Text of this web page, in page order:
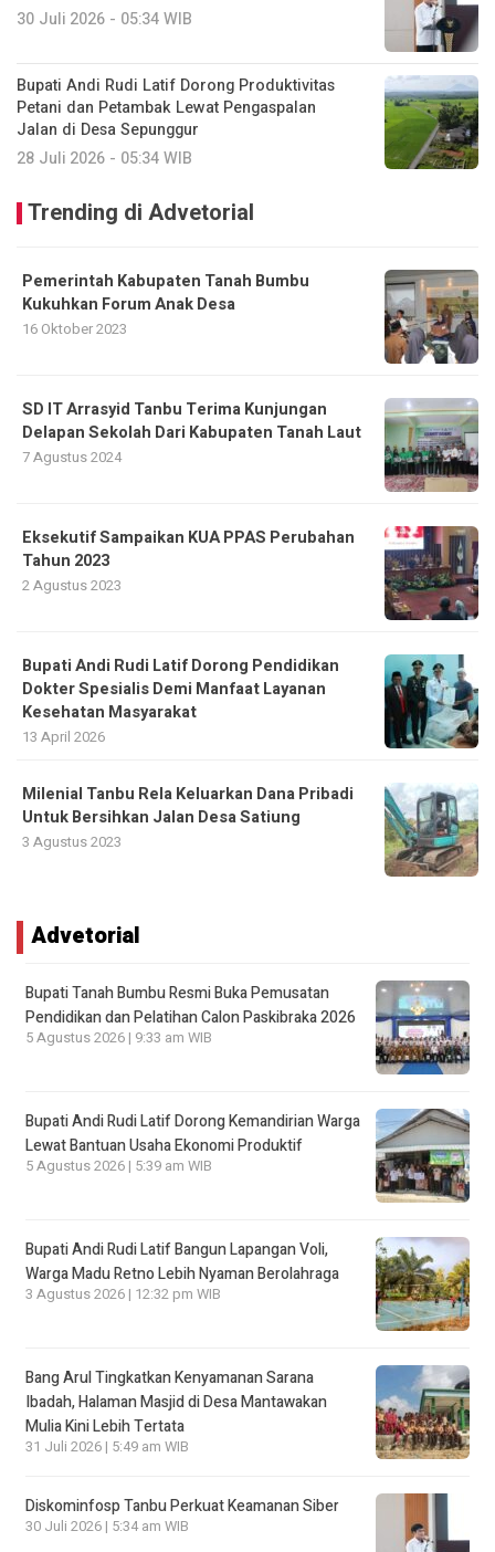
30 Juli 2026 - 05:34 WIB
Bupati Andi Rudi Latif Dorong Produktivitas
Petani dan Petambak Lewat Pengaspalan
Jalan di Desa Sepunggur
28 Juli 2026 - 05:34 WIB
Trending di Advetorial
Pemerintah Kabupaten Tanah Bumbu
Kukuhkan Forum Anak Desa
16 Oktober 2023
SD IT Arrasyid Tanbu Terima Kunjungan
Delapan Sekolah Dari Kabupaten Tanah Laut
7 Agustus 2024
Eksekutif Sampaikan KUA PPAS Perubahan
Tahun 2023
2 Agustus 2023
Bupati Andi Rudi Latif Dorong Pendidikan
Dokter Spesialis Demi Manfaat Layanan
Kesehatan Masyarakat
13 April 2026
Milenial Tanbu Rela Keluarkan Dana Pribadi
Untuk Bersihkan Jalan Desa Satiung
3 Agustus 2023
Advetorial
Bupati Tanah Bumbu Resmi Buka Pemusatan
Pendidikan dan Pelatihan Calon Paskibraka 2026
5 Agustus 2026 | 9:33 am WIB
Bupati Andi Rudi Latif Dorong Kemandirian Warga
Lewat Bantuan Usaha Ekonomi Produktif
5 Agustus 2026 | 5:39 am WIB
Bupati Andi Rudi Latif Bangun Lapangan Voli,
Warga Madu Retno Lebih Nyaman Berolahraga
3 Agustus 2026 | 12:32 pm WIB
Bang Arul Tingkatkan Kenyamanan Sarana
Ibadah, Halaman Masjid di Desa Mantawakan
Mulia Kini Lebih Tertata
31 Juli 2026 | 5:49 am WIB
Diskominfosp Tanbu Perkuat Keamanan Siber
30 Juli 2026 | 5:34 am WIB